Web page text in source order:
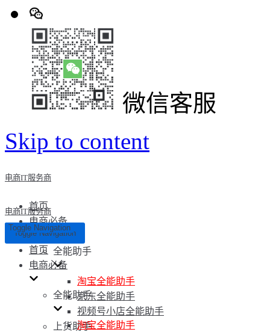
微信客服
Skip to content
电商IT服务商
首页
电商必备
全能助手
淘宝全能助手
京东全能助手
视频号小店全能助手
上货助手
电商IT服务商
Toggle Navigation
Toggle Navigation
首页
电商必备
全能助手
淘宝全能助手